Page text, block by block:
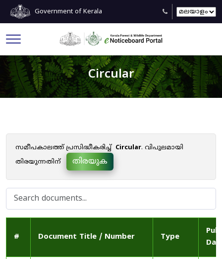
Government of Kerala
Circular
സമീപകാലത്ത് പ്രസിദ്ധീകരിച്ച് Circular. വിപുലമായി
തിരയുന്നതിന്
തിരയുക
# Document Title / Number Type